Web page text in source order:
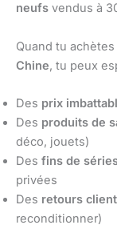
neufs vendus à
Quand tu achètes
Chine, tu peux
Des prix
Des produits de
déco, jouets)
Des fins de
privées
Des retours
reconditionner)